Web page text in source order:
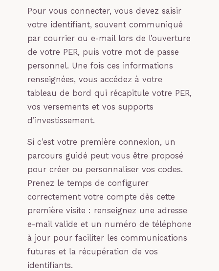
Pour vous connecter, vous devez saisir
votre identifiant, souvent communiqué
par courrier ou e-mail lors de l’ouverture
de votre PER, puis votre mot de passe
personnel. Une fois ces informations
renseignées, vous accédez à votre
tableau de bord qui récapitule votre PER,
vos versements et vos supports
d’investissement.
Si c’est votre première connexion, un
parcours guidé peut vous être proposé
pour créer ou personnaliser vos codes.
Prenez le temps de configurer
correctement votre compte dès cette
première visite : renseignez une adresse
e-mail valide et un numéro de téléphone
à jour pour faciliter les communications
futures et la récupération de vos
identifiants.